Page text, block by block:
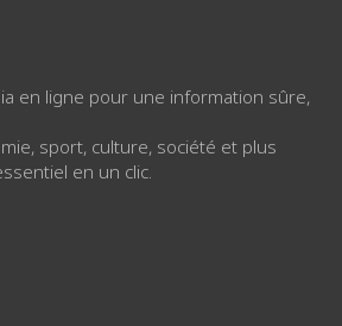
en ligne pour une information sûre,
sport, culture, société et plus
en un clic.